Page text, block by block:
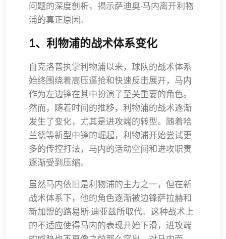
问题的深度剖析，揭示萨迪奥·马内离开利物
浦的真正原因。
1、利物浦的战术体系变化
自克洛普执掌利物浦以来，球队的战术体系
始终围绕着高压逼抢和快速反击展开，马内
作为左边锋在其中扮演了至关重要的角色。
然而，随着时间的推移，利物浦的战术逐渐
发生了变化，尤其是进攻端的转型。随着哈
兰德等新型中锋的崛起，利物浦开始尝试更
多的传控打法，马内的活动空间和进攻职责
逐渐受到压缩。
虽然马内依旧是利物浦的主力之一，但在新
战术体系下，他的角色逐渐被边锋萨拉赫和
新加盟的路易斯·迪亚兹所取代。这种战术上
的不适应使得马内的表现开始下滑，进攻端